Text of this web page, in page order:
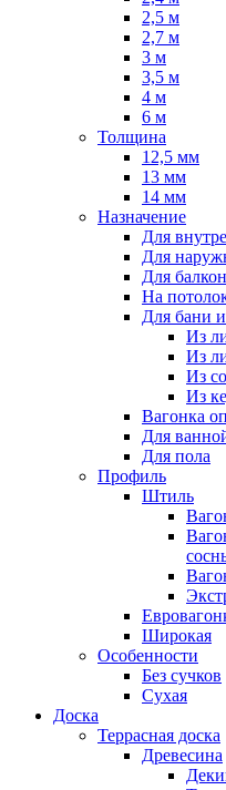
2,5 м
2,7 м
3 м
3,5 м
4 м
6 м
Толщина
12,5 мм
13 мм
14 мм
Назначение
Для
Для
Для
На
Для бани
Из
Из
Из
Из
Вагонка
Для
Для пола
Профиль
Штиль
Широкая
Особенности
Без сучков
Сухая
Доска
Террасная доска
Древесина